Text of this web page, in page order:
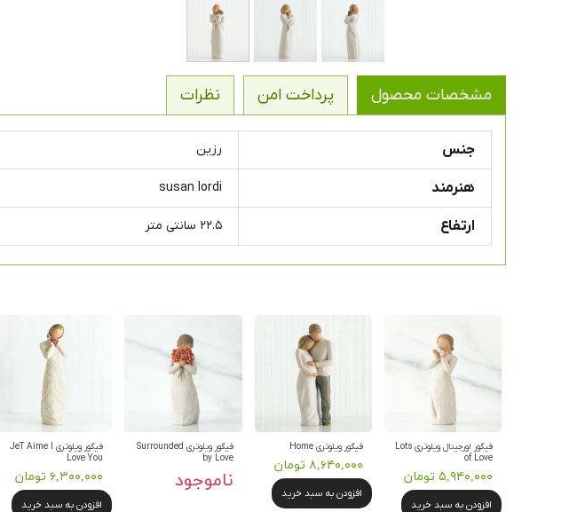
مشخصات محصول پرداخت امن نظرات
جنس رزین
هنرمند susan lordi
ارتفاع ۲۲.۵ سانتی متر
فیگور اورجینال ویلوتری Lots
of Love
۵,۹۴۰,۰۰۰ تومان
افزودن به سبد خرید
فیگور ویلوتری Home
۸,۶۴۰,۰۰۰ تومان
افزودن به سبد خرید
فیگور ویلوتری Surrounded
by Love
ناموجود
فیگور ویلوتری JeT Aime I
Love You
۶,۳۰۰,۰۰۰ تومان
افزودن به سبد خرید